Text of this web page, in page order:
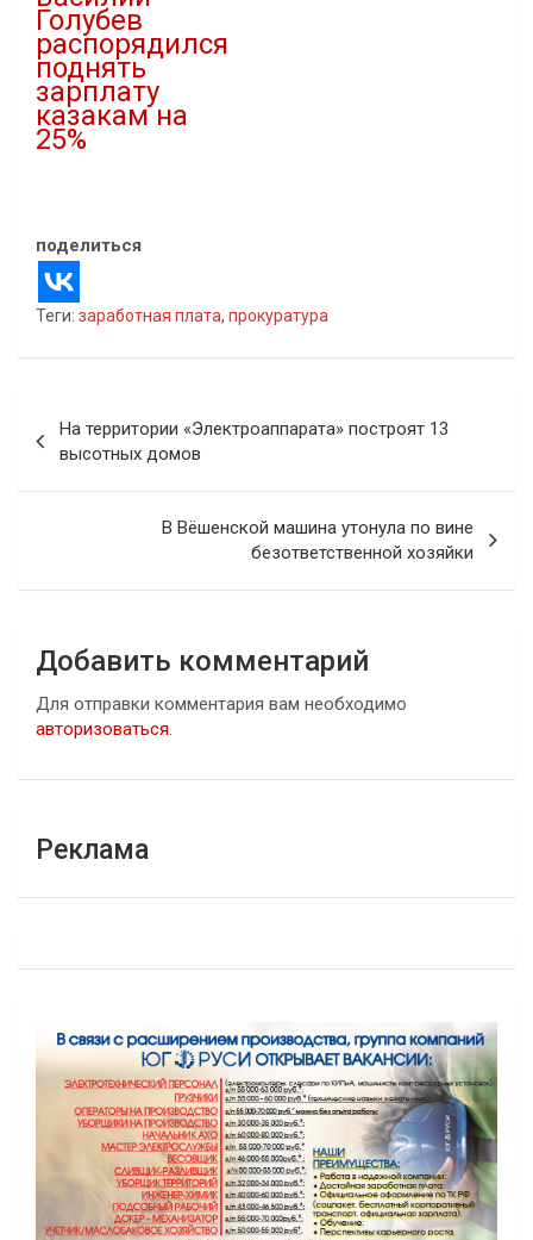
Голубев
распорядился
поднять
зарплату
казакам на
25%
поделиться
Теги: заработная плата, прокуратура
по
записям
На территории «Электроаппарата» построят 13
высотных домов
В Вёшенской машина утонула по вине
безответственной хозяйки
Добавить комментарий
Для отправки комментария вам необходимо
авторизоваться.
Реклама